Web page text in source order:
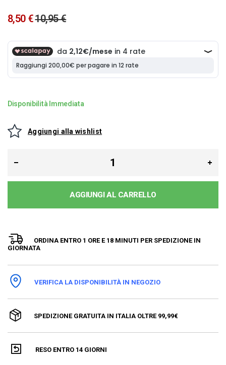
8,50 €10,95 €
Disponibilità Immediata
Aggiungi alla wishlist
AGGIUNGI AL CARRELLO
ORDINA ENTRO 1 ORE E 18 MINUTI PER SPEDIZIONE IN
GIORNATA
VERIFICA LA DISPONIBILITÀ IN NEGOZIO
SPEDIZIONE GRATUITA IN ITALIA OLTRE 99,99€
RESO ENTRO 14 GIORNI